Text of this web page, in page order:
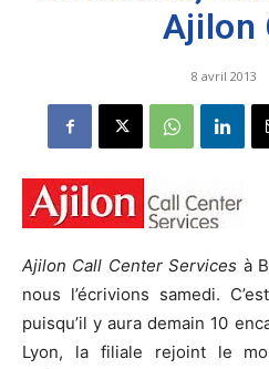
Ajilon
8 avril 2013
Ajilon Call Center Services à
nous l’écrivions samedi.
puisqu’il y aura demain 10
Lyon, la filiale rejoint le